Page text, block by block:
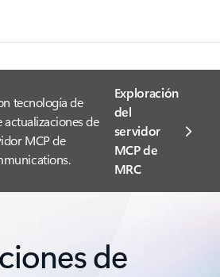
tecnología de
de
MCP de
Exploración
del
servidor
MCP de
MRC
de